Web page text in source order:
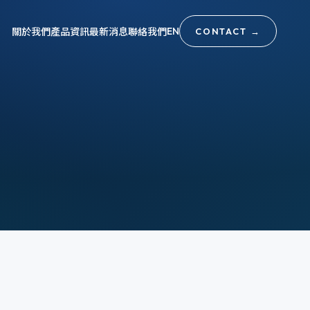
關於我們產品資訊最新消息聯絡我們EN CONTACT →